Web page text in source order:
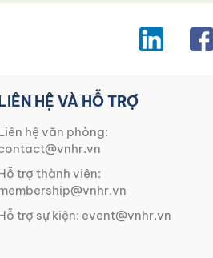
HỆ VÀ HỖ TRỢ
hệ văn phòng:
trợ thành viên:
trợ sự kiện: event@vnhr.vn